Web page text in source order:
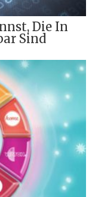
Die In
Sind